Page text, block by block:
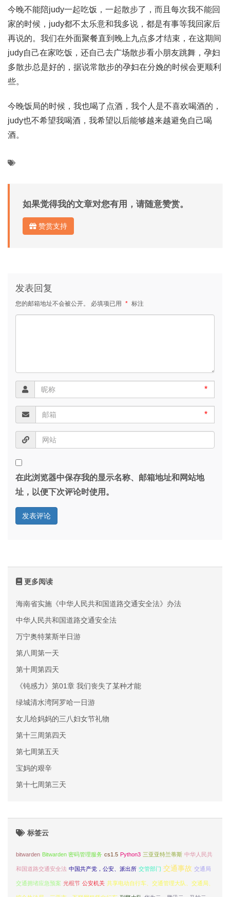
今晚不能陪judy一起吃饭，一起散步了，而且每次我不能回
家的时候，judy都不太乐意和我多说，都是有事等我回家后
再说的。我们在外面聚餐直到晚上九点多才结束，在这期间
judy自己在家吃饭，还自己去广场散步看小朋友跳舞，孕妇
多散步总是好的，据说常散步的孕妇在分娩的时候会更顺利
些。
今晚饭局的时候，我也喝了点酒，我个人是不喜欢喝酒的，
judy也不希望我喝酒，我希望以后能够越来越避免自己喝
酒。
如果觉得我的文章对您有用，请随意赞赏。
赞赏支持
发表回复
您的邮箱地址不会被公开。 必填项已用 * 标注
*
*
在此浏览器中保存我的显示名称、邮箱地址和网站地
址，以便下次评论时使用。
更多阅读
海南省实施《中华人民共和国道路交通安全法》办法
中华人民共和国道路交通安全法
万宁奥特莱斯半日游
第八周第一天
第十周第四天
《钝感力》第01章 我们丧失了某种才能
绿城清水湾阿罗哈一日游
女儿给妈妈的三八妇女节礼物
第十三周第四天
第七周第五天
宝妈的艰辛
第十七周第三天
标签云
bitwarden Bitwarden 密码管理服务 cs1.5 Python3 三亚亚特兰蒂斯 中华人民共
和国道路交通安全法 中国共产党，公安、派出所 交管部门 交通事故 交通局
交通拥堵应急预案 光棍节 公安机关 共享电动自行车、交通管理大队、交通局、